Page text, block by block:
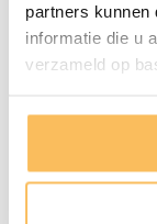
partners kunnen
informatie die u
verzameld op
Teak